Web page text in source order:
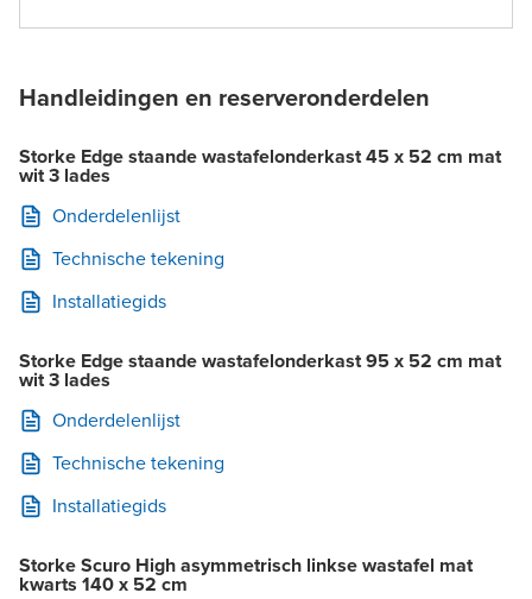
Handleidingen en reserveronderdelen
Storke Edge staande wastafelonderkast 45 x 52 cm mat
wit 3 lades
Onderdelenlijst
Technische tekening
Installatiegids
Storke Edge staande wastafelonderkast 95 x 52 cm mat
wit 3 lades
Onderdelenlijst
Technische tekening
Installatiegids
Storke Scuro High asymmetrisch linkse wastafel mat
kwarts 140 x 52 cm